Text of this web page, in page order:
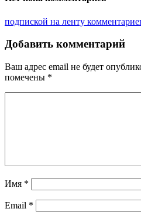
подпиской на ленту
Добавить комментарий
Ваш адрес email не будет
помечены *
Имя *
Email *